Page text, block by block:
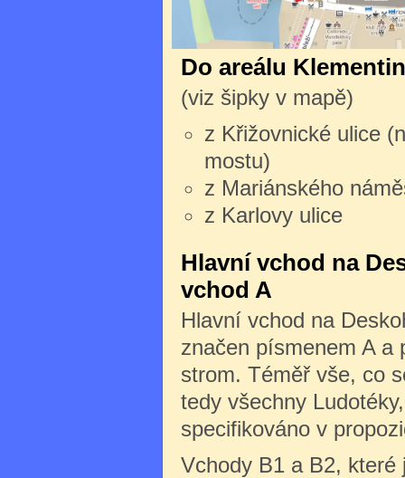
Do areálu
(viz šipky v mapě)
z Křižovnické ulice
mostu)
z Mariánského
z Karlovy ulice
Hlavní vchod na
vchod A
Hlavní vchod na
značen písmenem A a
strom. Téměř vše, co
tedy všechny
specifikováno v
Vchody B1 a B2, které